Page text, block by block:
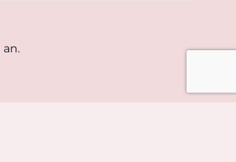
an.